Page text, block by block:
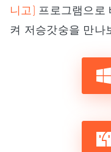
니고) 프로그램으로
켜 저승갓숭을 만나